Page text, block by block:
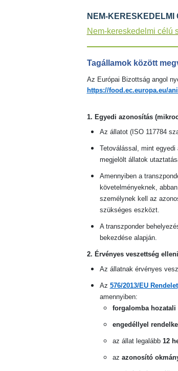
NEM-
Nem-kereskedelmi célú
Tagállamok között
Az Európai Bizottság angol
https://food.ec.europa.eu/
1. Egyedi azonosítás
Az állatot (ISO 117784
Tetoválással, mint
megjelölt állatok
Amennyiben a
követelményeknek,
személynek kell az
szükséges eszközt.
A transzponder
bekezdése alapján.
2. Érvényes veszettség
Az állatnak érvényes
Az 576/2013/EU Rendelet
amennyiben:
forgalomba hozatali
engedéllyel
az állat legalább 12
az azonosító